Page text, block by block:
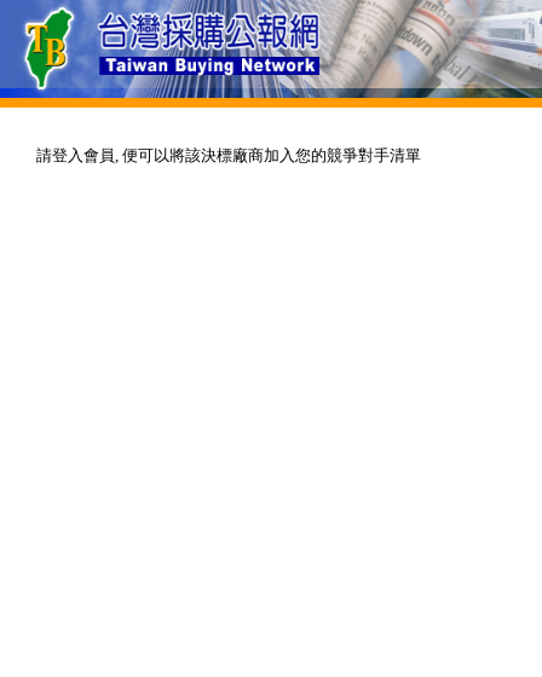
請登入會員, 便可以將該決標廠商加入您的競爭對手清單